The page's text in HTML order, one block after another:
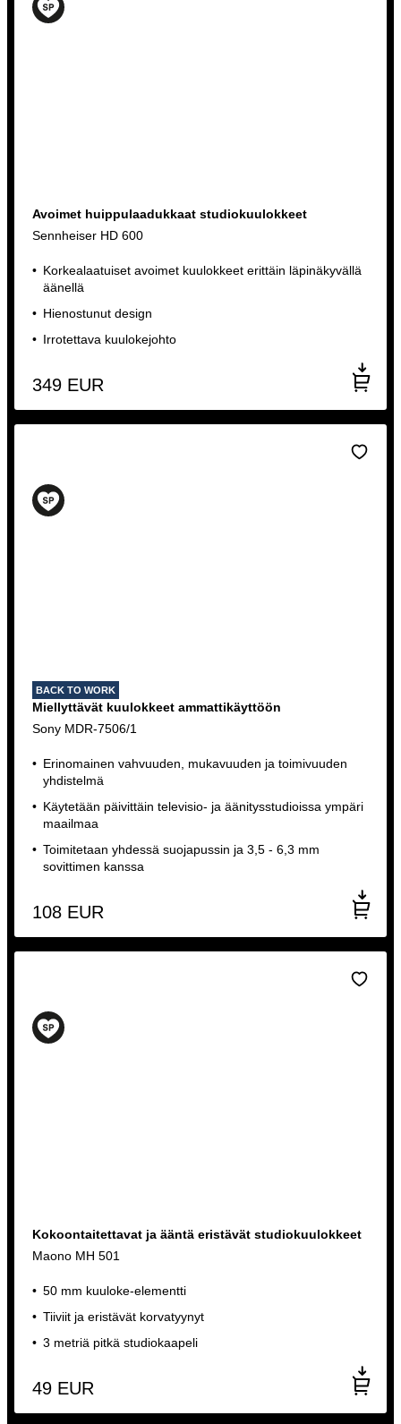
Avoimet huippulaadukkaat studiokuulokkeet
Sennheiser HD 600
Korkealaatuiset avoimet kuulokkeet erittäin läpinäkyvällä
äänellä
Hienostunut design
Irrotettava kuulokejohto
349 EUR
BACK TO WORK
Miellyttävät kuulokkeet ammattikäyttöön
Sony MDR-7506/1
Erinomainen vahvuuden, mukavuuden ja toimivuuden
yhdistelmä
Käytetään päivittäin televisio- ja äänitysstudioissa ympäri
maailmaa
Toimitetaan yhdessä suojapussin ja 3,5 - 6,3 mm
sovittimen kanssa
108 EUR
Kokoontaitettavat ja ääntä eristävät studiokuulokkeet
Maono MH 501
50 mm kuuloke-elementti
Tiiviit ja eristävät korvatyynyt
3 metriä pitkä studiokaapeli
49 EUR